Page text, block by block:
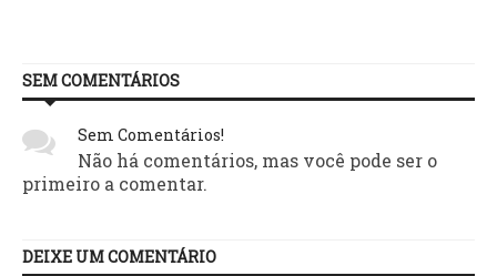
SEM COMENTÁRIOS
Sem Comentários!
Não há comentários, mas você pode ser o
primeiro a comentar.
DEIXE UM COMENTÁRIO